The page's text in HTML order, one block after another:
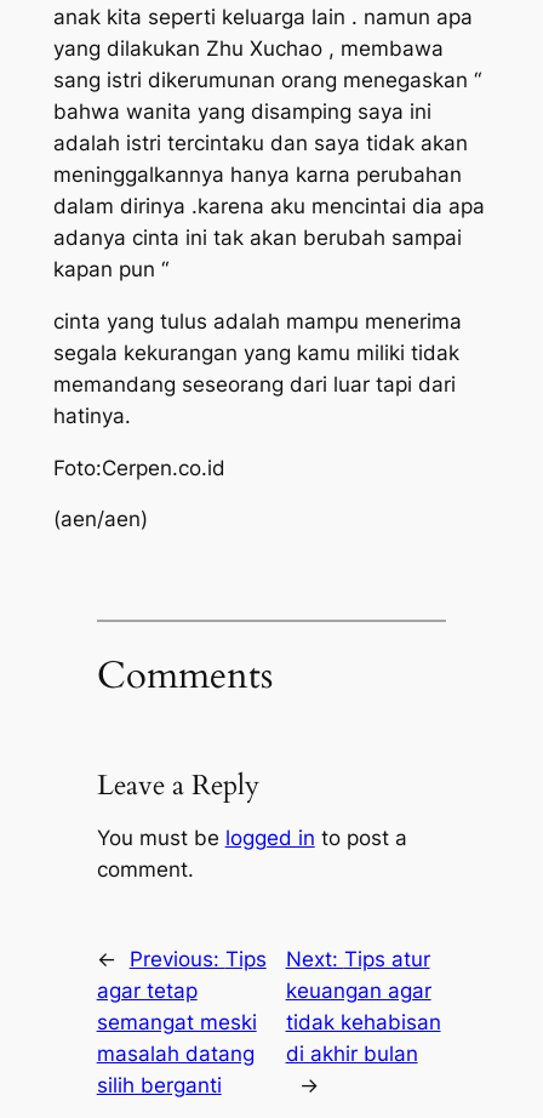
anak kita seperti keluarga lain . namun apa
yang dilakukan Zhu Xuchao , membawa
sang istri dikerumunan orang menegaskan “
bahwa wanita yang disamping saya ini
adalah istri tercintaku dan saya tidak akan
meninggalkannya hanya karna perubahan
dalam dirinya .karena aku mencintai dia apa
adanya cinta ini tak akan berubah sampai
kapan pun “
cinta yang tulus adalah mampu menerima
segala kekurangan yang kamu miliki tidak
memandang seseorang dari luar tapi dari
hatinya.
Foto:Cerpen.co.id
(aen/aen)
Comments
Leave a Reply
You must be logged in to post a
comment.
← Previous: Tips
agar tetap
semangat meski
masalah datang
silih berganti
Next: Tips atur
keuangan agar
tidak kehabisan
di akhir bulan
→